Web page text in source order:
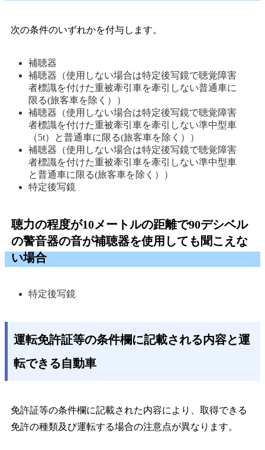
次の条件のいずれかを付与します。
補聴器
補聴器（使用しない場合は特定後写鏡で聴覚障害
者標識を付けた重被牽引車を牽引しない普通車に
限る(旅客車を除く））
補聴器（使用しない場合は特定後写鏡で聴覚障害
者標識を付けた重被牽引車を牽引しない準中型車
（5t）と普通車に限る(旅客車を除く））
補聴器（使用しない場合は特定後写鏡で聴覚障害
者標識を付けた重被牽引車を牽引しない準中型車
と普通車に限る(旅客車を除く））
特定後写鏡
聴力の程度が10メートルの距離で90デシベル
の警音器の音が補聴器を使用しても聞こえな
い場合
特定後写鏡
運転免許証等の条件欄に記載される内容と運
転できる自動車
免許証等の条件欄に記載された内容により、取得できる
免許の種類及び運転する場合の注意点が異なります。